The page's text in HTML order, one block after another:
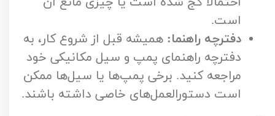
است.
دفترچه راهنما: همیشه قبل از شروع کار، به
دفترچه راهنمای پمپ و سیل مکانیکی خود
مراجعه کنید. برخی پمپ‌ها یا سیل‌ها ممکن
است دستورالعمل‌های خاصی داشته باشند.